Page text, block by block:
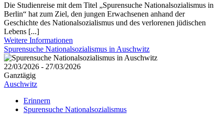
Die Studienreise mit dem Titel „Spurensuche Nationalsozialismus in
Berlin“ hat zum Ziel, den jungen Erwachsenen anhand der
Geschichte des Nationalsozialismus und des verlorenen jüdischen
Lebens [...]
Weitere Informationen
Spurensuche Nationalsozialismus in Auschwitz
22/03/2026 - 27/03/2026
Ganztägig
Auschwitz
Erinnern
Spurensuche Nationalsozialismus